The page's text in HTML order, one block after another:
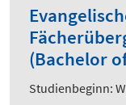
(Bachelor
Studienbeginn: